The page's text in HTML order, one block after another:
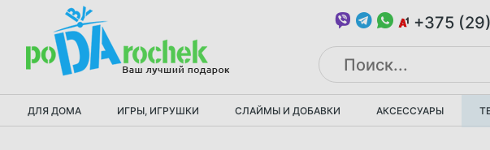
+375
ДЛЯ ДОМА ИГРЫ, ИГРУШКИ СЛАЙМЫ И ДОБАВКИ АКСЕССУАРЫ